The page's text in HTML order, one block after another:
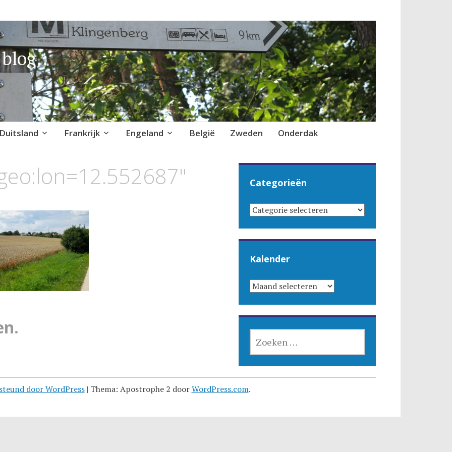
Duitsland Frankrijk Engeland België Zweden Onderdak
Categorieën
CATEGORIEËN
Kalender
KALENDER
NAAR:
door WordPress | Thema: Apostrophe 2 doorWordPress.com.